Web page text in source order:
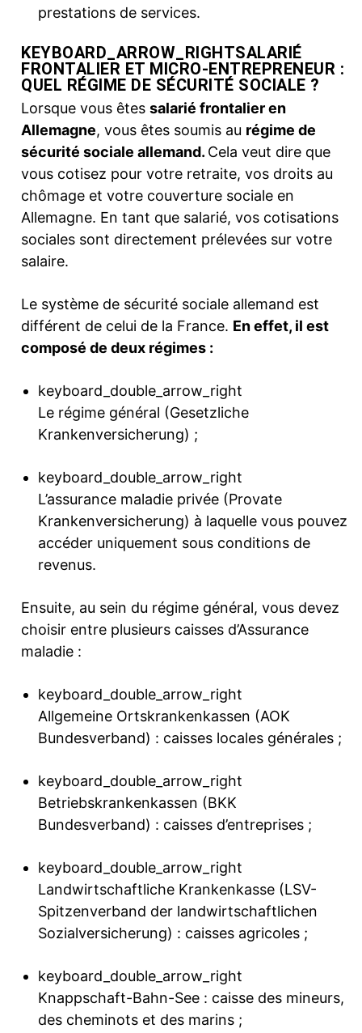
prestations de services.
KEYBOARD_ARROW_RIGHTSALARIÉ
FRONTALIER ET MICRO-ENTREPRENEUR :
QUEL RÉGIME DE SÉCURITÉ SOCIALE ?
Lorsque vous êtes salarié frontalier en
Allemagne, vous êtes soumis au régime de
sécurité sociale allemand. Cela veut dire que
vous cotisez pour votre retraite, vos droits au
chômage et votre couverture sociale en
Allemagne. En tant que salarié, vos cotisations
sociales sont directement prélevées sur votre
salaire.
Le système de sécurité sociale allemand est
différent de celui de la France. En effet, il est
composé de deux régimes :
keyboard_double_arrow_right
Le régime général (Gesetzliche
Krankenversicherung) ;
keyboard_double_arrow_right
L’assurance maladie privée (Provate
Krankenversicherung) à laquelle vous pouvez
accéder uniquement sous conditions de
revenus.
Ensuite, au sein du régime général, vous devez
choisir entre plusieurs caisses d’Assurance
maladie :
keyboard_double_arrow_right
Allgemeine Ortskrankenkassen (AOK
Bundesverband) : caisses locales générales ;
keyboard_double_arrow_right
Betriebskrankenkassen (BKK
Bundesverband) : caisses d’entreprises ;
keyboard_double_arrow_right
Landwirtschaftliche Krankenkasse (LSV-
Spitzenverband der landwirtschaftlichen
Sozialversicherung) : caisses agricoles ;
keyboard_double_arrow_right
Knappschaft-Bahn-See : caisse des mineurs,
des cheminots et des marins ;